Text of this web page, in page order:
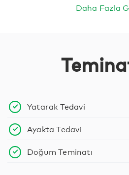
Daha Fazla
Yatarak Tedavi
Ayakta Tedavi
Doğum Teminatı